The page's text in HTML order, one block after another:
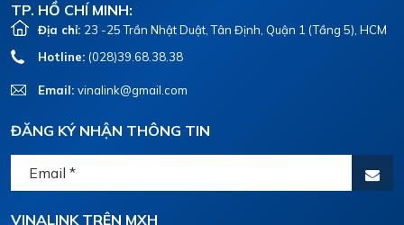
TP. HỒ CHÍ MINH:
Địa chỉ: 23 -25 Trần Nhật Duật, Tân Định, Quận 1 (Tầng 5), HCM
Hotline: (028)39.68.38.38
Email: vinalink@gmail.com
ĐĂNG KÝ NHẬN THÔNG TIN
VINALINK TRÊN MXH